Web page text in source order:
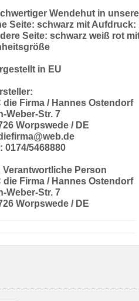
Wendehut in
Seite: schwarz mit
Seite: schwarz weiß rot
in EU
die Firma / Hannes Ostendorf
Weber-Str. 7
Worpswede / DE
0174/5468880
Verantwortliche Person
die Firma / Hannes Ostendorf
Weber-Str. 7
Worpswede / DE